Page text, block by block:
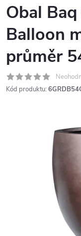
Obal
Balloon
průměr
Kód produktu: